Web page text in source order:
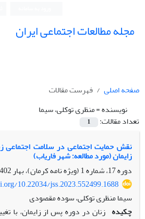
مجله مطالعات اجتماعی ایران
صفحه اصلی
فهرست مقالات
نویسنده =منظری توکلی، سیما
تعداد مقالات:
1
نقش حمایت اجتماعی در سلامت اجتماعی
زایمان (مورد مطالعه: شهر فاریاب)
دوره 17، شماره 1 (ویژه نامه کرمان)، بهار 1402، صفحه
10.22034/jss.2023.552499.1688
سیما منظری توکلی، سوده مقصودی
چکیده زنان در دوره پس از زایمان، با